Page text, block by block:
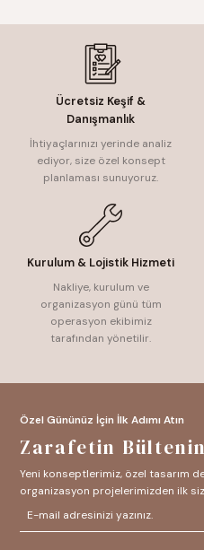
Ücretsiz Keşif &
Danışmanlık
İhtiyaçlarınızı yerinde analiz
ediyor, size özel konsept
planlaması sunuyoruz.
Kurulum & Lojistik Hizmeti
Nakliye, kurulum ve
organizasyon günü tüm
operasyon ekibimiz
tarafından yönetilir.
Özel Gününüz İçin İlk Adımı Atın
Zarafetin
Yeni konseptlerimiz, özel tasarım
organizasyon projelerimizden ilk